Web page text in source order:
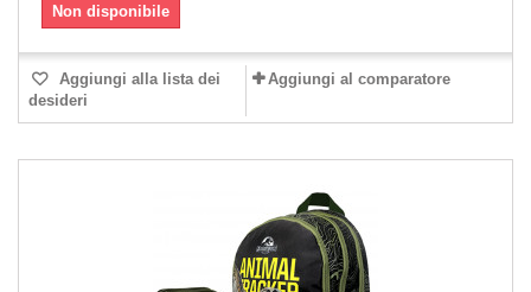
Non disponibile
Aggiungi alla lista dei
desideri
Aggiungi al comparatore